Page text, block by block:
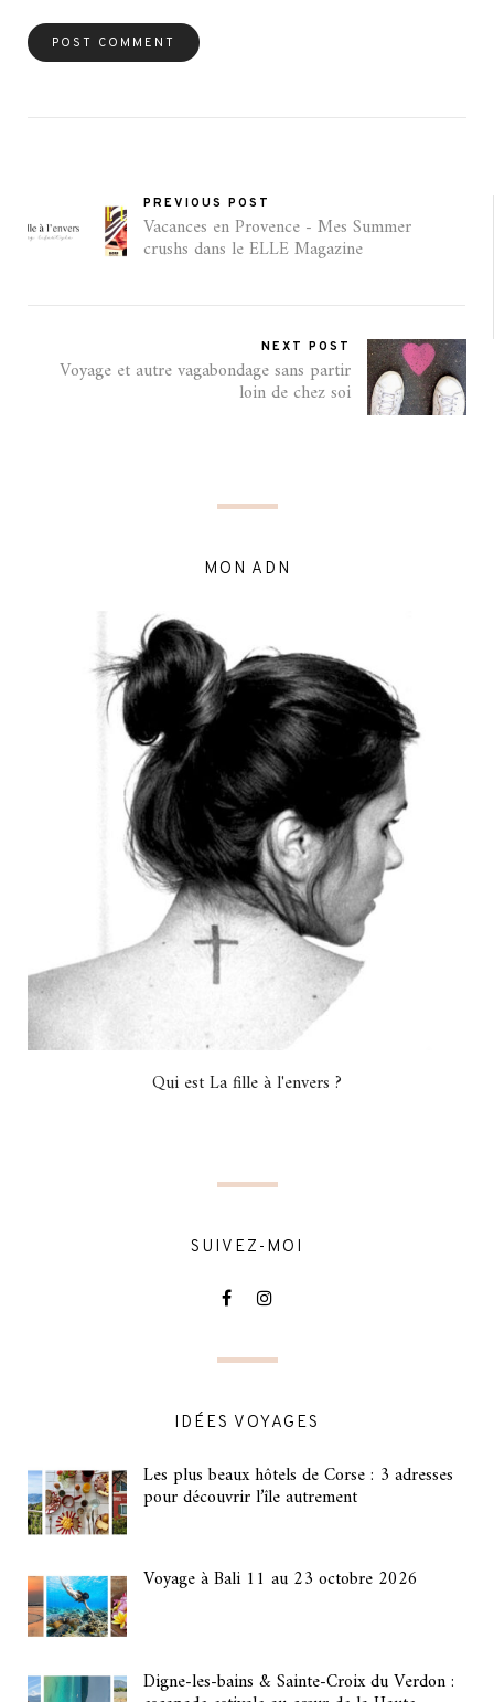
PREVIOUS POST
Vacances en Provence - Mes Summer
crushs dans le ELLE Magazine
NEXT POST
Voyage et autre vagabondage sans partir
loin de chez soi
MON ADN
Qui est La fille à l'envers ?
SUIVEZ-MOI
IDÉES VOYAGES
Les plus beaux hôtels de Corse : 3 adresses
pour découvrir l’île autrement
Voyage à Bali 11 au 23 octobre 2026
Digne-les-bains & Sainte-Croix du Verdon :